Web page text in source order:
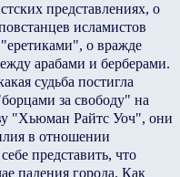
представлениях, о
исламистов
о вражде
арабами и берберами.
судьба постигла
за свободу" на
"Хьюман Райтс Уоч", они
в отношении
представить, что
падения города. Как